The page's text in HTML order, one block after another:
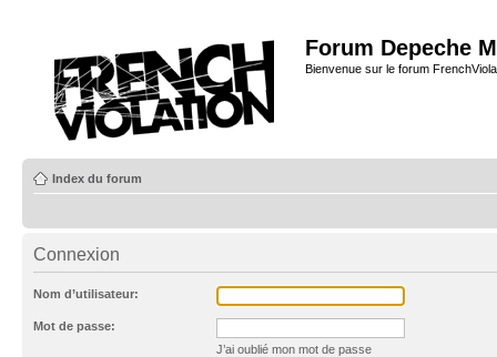
Forum Depeche
Bienvenue sur le forum
Index du forum
Connexion
Nom d’utilisateur:
Mot de passe:
J’ai oublié mon mot de passe